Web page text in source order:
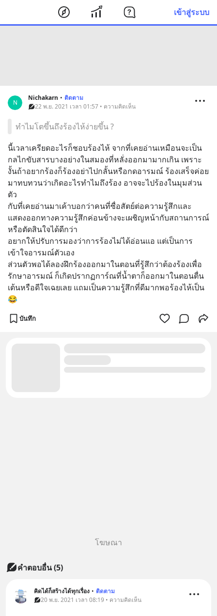
เข้าสู่ระบบ
N
Nichakarn • ติดตาม
22 พ.ย. 2021 เวลา 01:57 • ความคิดเห็น
ทำไมโตขึ้นถึงร้องไห้ง่ายขึ้น ?
นี้เวลาเครียดอะไรก็ชอบร้องไห้ จากที่เคยอ่านเหมือนจะเป็น
กลไกขับสารบางอย่างในสมองที่หลั่งออกมามากเกิน เพราะ
งั้นถ้าอยากร้องก็ร้องอย่าไปกลั้นหรือกดอารมณ์ ร้องเสร็จค่อย
มาทบทวนว่าเกิดอะไรทำไมถึงร้อง อาจจะไปร้องในมุมส่วน
ตัว
กับที่เคยอ่านมาเค้าบอกว่าคนที่ซื่อสัตย์ต่อความรู้สึกและ
แสดงออกทางความรู้สึกค่อนข้างจะเผชิญหน้ากับสถานการณ์
หรือตัดสินใจได้ดีกว่า
อยากให้ปรับการมองว่าการร้องไม่ได้อ่อนแอ แต่เป็นการ
เข้าใจอารมณ์ตัวเอง
ส่วนตัวพอได้ลองฝึกร้องออกมาในตอนที่รู้สึกว่าต้องร้องเพื่อ
รักษาอารมณ์ ก็เกิดปรากฏการ์ณที่น้ำตาก็ออกมาในตอนตื่น
เต้นหรือดีใจเฉยเลย แถมเป็นความรู้สึกที่ดีมากพอร้องไห้เป็น
😂
บันทึก
โฆษณา
คำตอบอื่น(5)
คิดได้ก็สร้างได้ทุกเรื่อง • ติดตาม
20 พ.ย. 2021 เวลา 08:19 • ความคิดเห็น